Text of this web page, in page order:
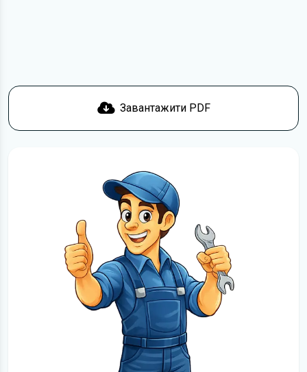
Завантажити PDF